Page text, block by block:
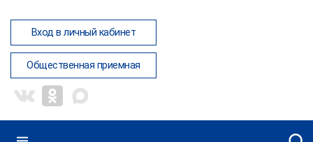
Вход в личный кабинет
Общественная приемная